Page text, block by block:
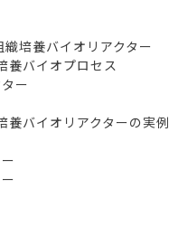
培養バイオリアクター
バイオプロセス
ー
バイオリアクターの実例